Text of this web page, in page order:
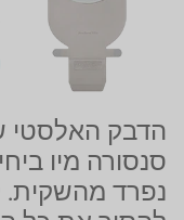
הדבק האלסטי
סנסורה מיו
נפרד